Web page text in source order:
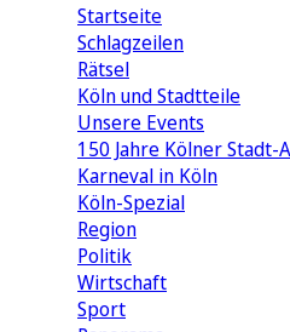
Startseite
Schlagzeilen
Rätsel
Köln und Stadtteile
Unsere Events
150 Jahre Kölner Stadt-
Karneval in Köln
Köln-Spezial
Region
Politik
Wirtschaft
Sport